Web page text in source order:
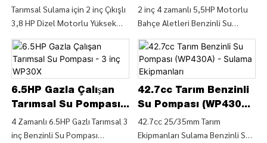
Temizleme Makinesi Hakkında
Ayrıntıları ve Fiyatı Bulun - CHINA
Ayrıntıları ve Fiyatı Bulun 481cc
Benzinli Egnine Yüksek Basınçlı
4300psi, Taşınabilir Yüksek
Basınçlı Su Temizleyici , Benzinli
Basınçlı Yıkama Makinesi
(CS250D) - ÇİN GTL TOOLS
SINIRLI
GTL Aracı
Tarımsal Sulama için 2 inç Çıkışlı
3,8 HP Dizel Motorlu Yüksek
Basınçlı Su Pompası (WP50D), 2
inç Çıkışlı Dizel Su Pompası Su
Pompası Hakkında Ayrıntıları ve
Fiyatı Bulun Tarımsal Sulama için
3,8 HP Dizel Motorlu Yüksek
Basınçlı Su Pompası (WP50D) -
CHINA GTL TOOLS LIMITED
Bahçe Elektrikli
Aletler
2 inç 4 zamanlı 5,5HP Motorlu
Bahçe Aletleri Benzinli Su
Pompası (WP20X), 2 inç 4
zamanlı 5,5HP Motorlu Bahçe
Aletleri Benzinli Su Pompası
(WP20X)'den Bahçe Aletleri
Elektrikli Aletler ile ilgili
Ayrıntıları ve Fiyatı Bulun - CHINA
GTL TOOLS LIMITED
6.5HP Gazla Çalışan
Tarımsal Su Pompası -
3 inç WP30X
4 Zamanlı 6.5HP Gazlı Tarımsal 3
inç Benzinli Su Pompası
42.7cc Tarım Benzinli
Su Pompası (WP430A)
- Sulama Ekipmanları
42.7cc 25/35mm Tarım
Ekipmanları Sulama Benzinli Su